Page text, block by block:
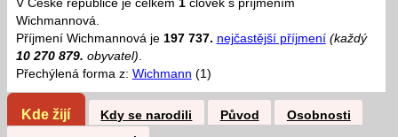
V České republice je celkem 1člověk s příjmením
Wichmannová.
Příjmení Wichmannová je 197 737. nejčastější příjmení (každý
10 270 879. obyvatel).
Přechýlená forma z: Wichmann (1)
Kde žijí Kdy se narodili Původ
Osobnosti